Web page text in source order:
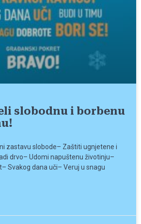
slobodnu i borbenu
zastavu slobode– Zaštiti ugnjetene i
drvo– Udomi napuštenu životinju–
Svakog dana uči– Veruj u snagu